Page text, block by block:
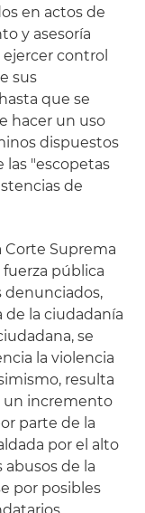
en actos de
y asesoría
control
sus
que se
hacer un uso
dispuestos
las "escopetas
de
Corte Suprema
pública
denunciados,
de la ciudadanía
se
la violencia
resulta
un incremento
parte de la
por el alto
de la
por posibles